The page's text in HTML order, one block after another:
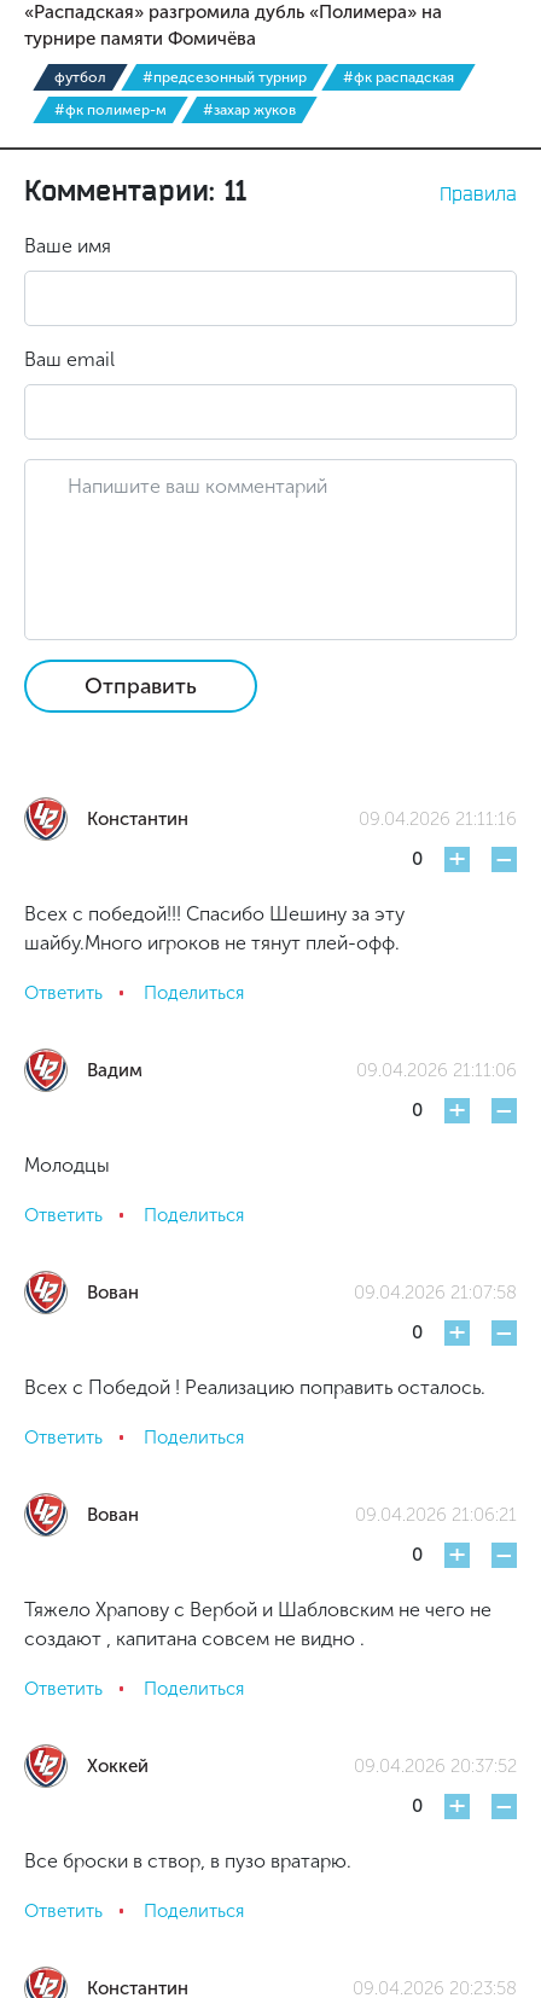
«Распадская» разгромила дубль «Полимера» на
турнире памяти Фомичёва
футбол #предсезонный турнир
#фк распадская
#фк полимер-м
#захар жуков
Комментарии: 11 Правила
Ваше имя
Ваш email
Отправить
Константин
09.04.2026 21:11:16
0
+ -
Всех с победой!!! Спасибо Шешину за эту
шайбу.Много игроков не тянут плей-офф.
Ответить Поделиться
Вадим
09.04.2026 21:11:06
0
+ -
Молодцы
Ответить Поделиться
Вован
09.04.2026 21:07:58
0
+ -
Всех с Победой ! Реализацию поправить осталось.
Ответить Поделиться
Вован
09.04.2026 21:06:21
0
+ -
Тяжело Храпову с Вербой и Шабловским не чего не
создают , капитана совсем не видно .
Ответить Поделиться
Хоккей
09.04.2026 20:37:52
0
+ -
Все броски в створ, в пузо вратарю.
Ответить Поделиться
Константин 09.04.2026 20:23:58